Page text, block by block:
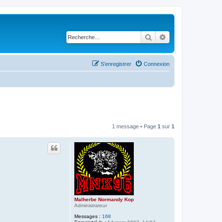
Rechercher
Connexion
S’enregistrer
1 message • Page 1 sur 1
Malherbe Normandy Kop
Administrateur
Messages : 168